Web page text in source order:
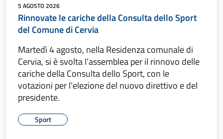
5 AGOSTO 2026
Rinnovate le cariche della Consulta dello Sport
del Comune di Cervia
Martedì 4 agosto, nella Residenza comunale di
Cervia, si è svolta l’assemblea per il rinnovo delle
cariche della Consulta dello Sport, con le
votazioni per l’elezione del nuovo direttivo e del
presidente.
Sport